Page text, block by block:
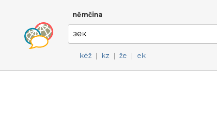
němčina
kéž | kz | že | ek